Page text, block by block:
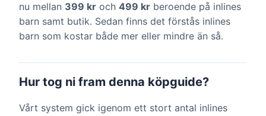
nu mellan 399 kr och 499 kr beroende på inlines
barn samt butik. Sedan finns det förstås inlines
barn som kostar både mer eller mindre än så.
Hur tog ni fram denna köpguide?
Vårt system gick igenom ett stort antal inlines